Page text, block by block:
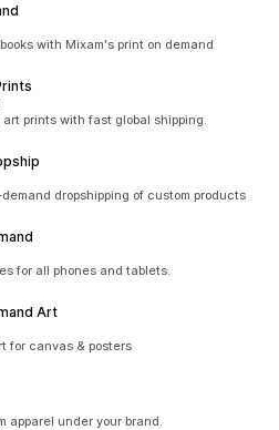
with Mixam's print on demand
prints with fast global shipping.
dropshipping of custom products
for all phones and tablets.
Art
for canvas & posters
apparel under your brand.